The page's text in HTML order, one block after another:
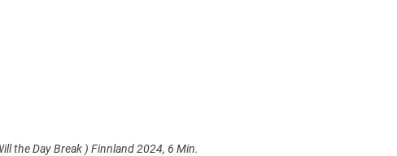
the Day Break ) Finnland 2024, 6 Min.